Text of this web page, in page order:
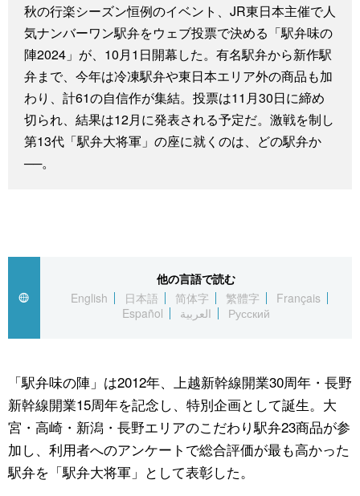
暮らし
スポーツ・東京2020
Cinema
Topics
Images
People
お知らせ
公式SNS
秋の行楽シーズン恒例のイベント、JR東日本主催で人
気ナンバーワン駅弁をウェブ投票で決める「駅弁味の
陣2024」が、10月1日開幕した。有名駅弁から新作駅
弁まで、今年は冷凍駅弁や東日本エリア外の商品も加
わり、計61の自信作が集結。投票は11月30日に締め
切られ、結果は12月に発表される予定だ。激戦を制し
第13代「駅弁大将軍」の座に就くのは、どの駅弁か
──。
他の言語で読む
English
日本語 简体字 繁體字
Français
Español
العربية Русский
「駅弁味の陣」は2012年、上越新幹線開業30周年・長野
新幹線開業15周年を記念し、特別企画として誕生。大
宮・高崎・新潟・長野エリアのこだわり駅弁23商品が参
加し、利用者へのアンケートで総合評価が最も高かった
駅弁を「駅弁大将軍」として表彰した。